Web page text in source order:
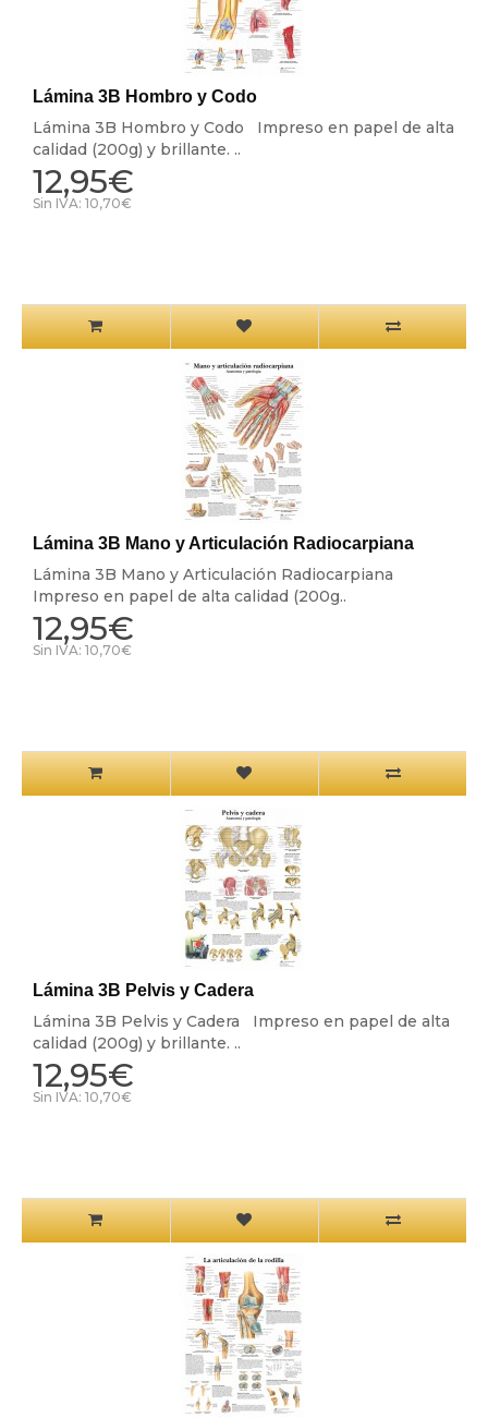
Lámina 3B Hombro y Codo
Lámina 3B Hombro y Codo Impreso en papel de alta
calidad (200g) y brillante. ..
12,95€
Sin IVA: 10,70€
Lámina 3B Mano y Articulación Radiocarpiana
Lámina 3B Mano y Articulación Radiocarpiana
Impreso en papel de alta calidad (200g..
12,95€
Sin IVA: 10,70€
Lámina 3B Pelvis y Cadera
Lámina 3B Pelvis y Cadera Impreso en papel de alta
calidad (200g) y brillante. ..
12,95€
Sin IVA: 10,70€